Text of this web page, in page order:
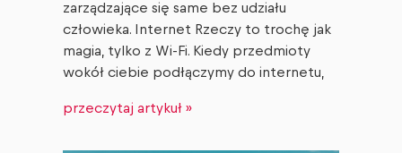
zarządzające się same bez udziału
człowieka. Internet Rzeczy to trochę jak
magia, tylko z Wi-Fi. Kiedy przedmioty
wokół ciebie podłączymy do internetu,
przeczytaj artykuł »